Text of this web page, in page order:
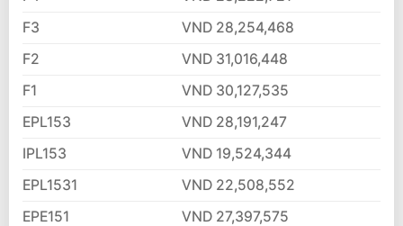
F3
VND 28,254,468
F2
VND 31,016,448
F1
VND 30,127,535
EPL153
VND 28,191,247
IPL153
VND 19,524,344
EPL1531
VND 22,508,552
EPE151
VND 27,397,575